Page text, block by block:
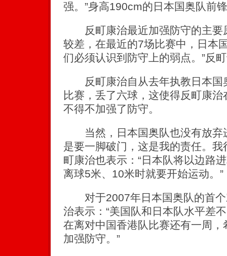
强。”身高190cm的日本国奥队前
反町康治最近加强防守的主要
较差，在最近的7场比赛中，日本
们必须认识到防守上的弱点。”反
反町康治自从去年执教日本国
比赛，丢了六球，这使得反町康
不得不加强了防守。
当然，日本国奥队也没有放弃
是要一脚破门，这是我的责任。我
町康治也表示：“日本队将以边路
离球5米、10米时就要开始运动。”
对于2007年日本国奥队的首个
治表示：“美国队和日本队水平差
在离对中国香港队比赛还有一周
加强防守。”